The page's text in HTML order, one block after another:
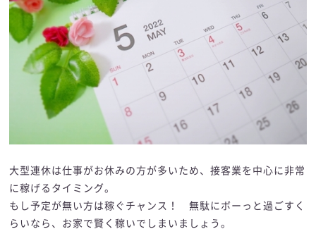
大型連休は仕事がお休みの方が多いため、接客業を中心に非常
に稼げるタイミング。
もし予定が無い方は稼ぐチャンス！ 無駄にボーっと過ごすく
らいなら、お家で賢く稼いでしまいましょう。